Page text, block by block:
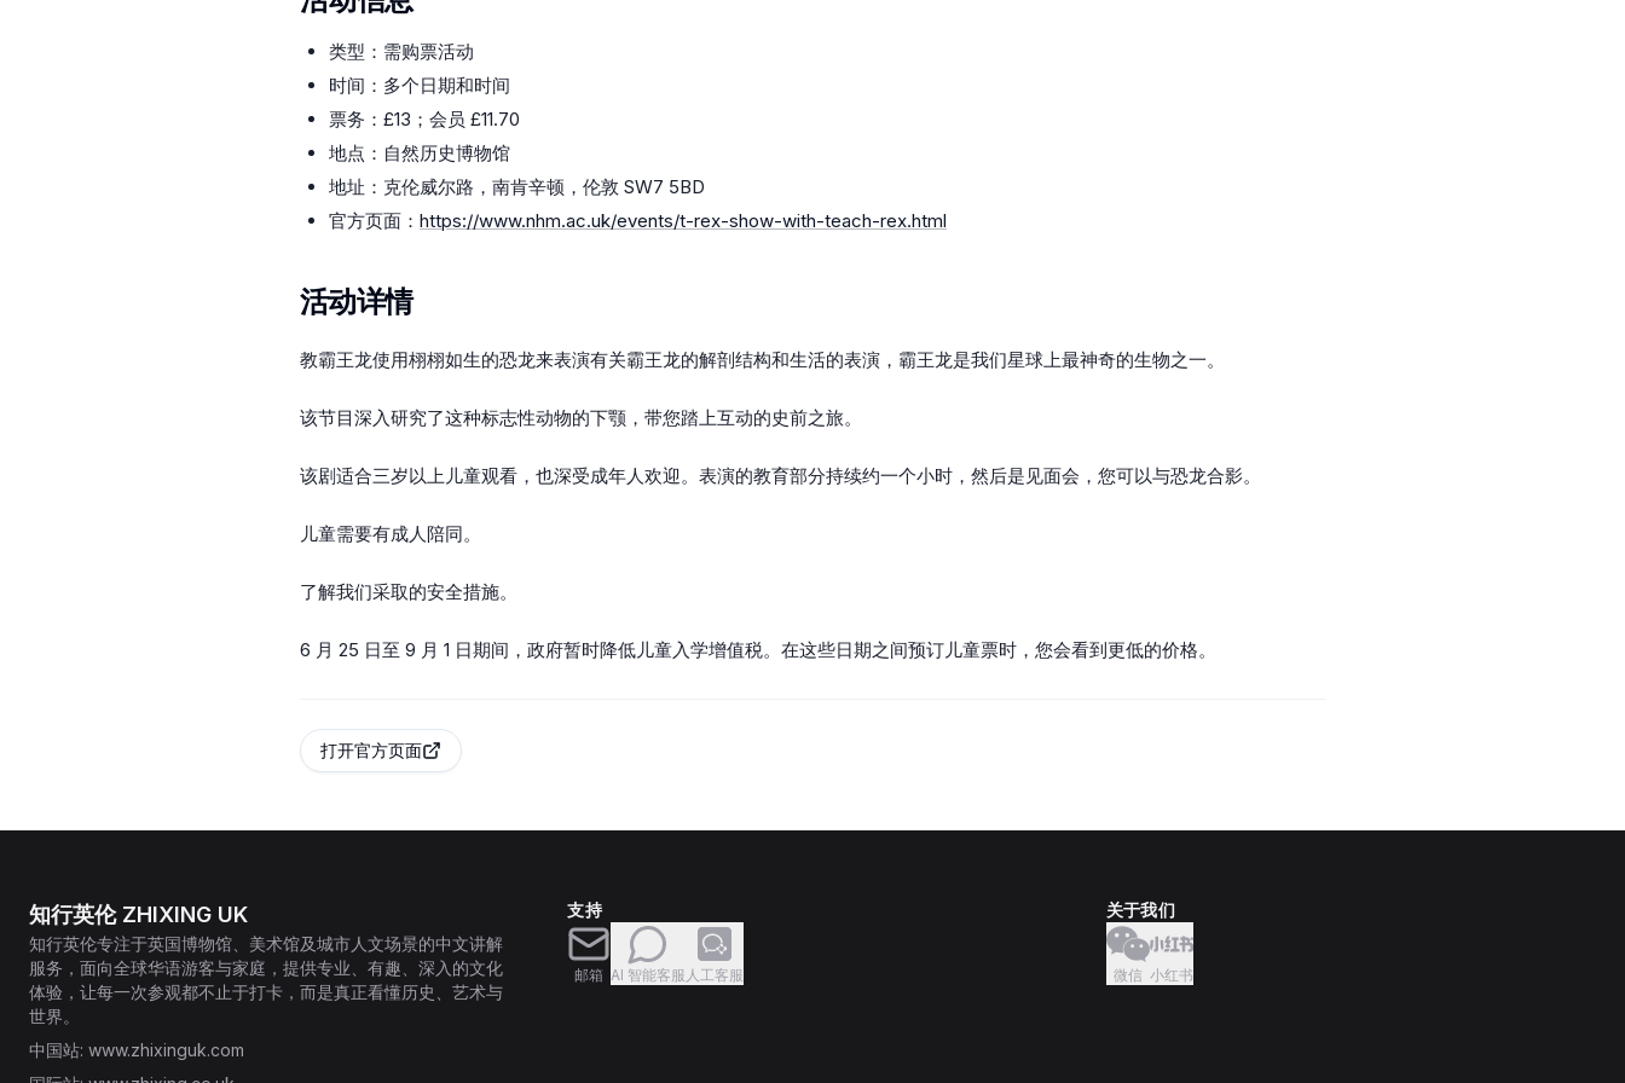
类型：需购票活动
时间：多个日期和时间
票务：£13；会员 £11.70
地点：自然历史博物馆
地址：克伦威尔路，南肯辛顿，伦敦 SW7 5BD
官方页面： https://www.nhm.ac.uk/events/t-rex-show-with-teach-rex.html
活动详情
教霸王龙使用栩栩如生的恐龙来表演有关霸王龙的解剖结构和生活的表演，霸王龙是我们星球上最神奇的生物之一。
该节目深入研究了这种标志性动物的下颚，带您踏上互动的史前之旅。
该剧适合三岁以上儿童观看，也深受成年人欢迎。表演的教育部分持续约一个小时，然后是见面会，您可以与恐龙合影。
儿童需要有成人陪同。
了解我们采取的安全措施。
6 月 25 日至 9 月 1 日期间，政府暂时降低儿童入学增值税。在这些日期之间预订儿童票时，您会看到更低的价格。
打开官方页面
知行英伦 ZHIXING UK
知行英伦专注于英国博物馆、美术馆及城市人文场景的中文讲解
服务，面向全球华语游客与家庭，提供专业、有趣、深入的文化
体验，让每一次参观都不止于打卡，而是真正看懂历史、艺术与
世界。
中国站: www.zhixinguk.com
支持
邮箱 AI 智能客服 人工客服
关于我们
微信 小红书